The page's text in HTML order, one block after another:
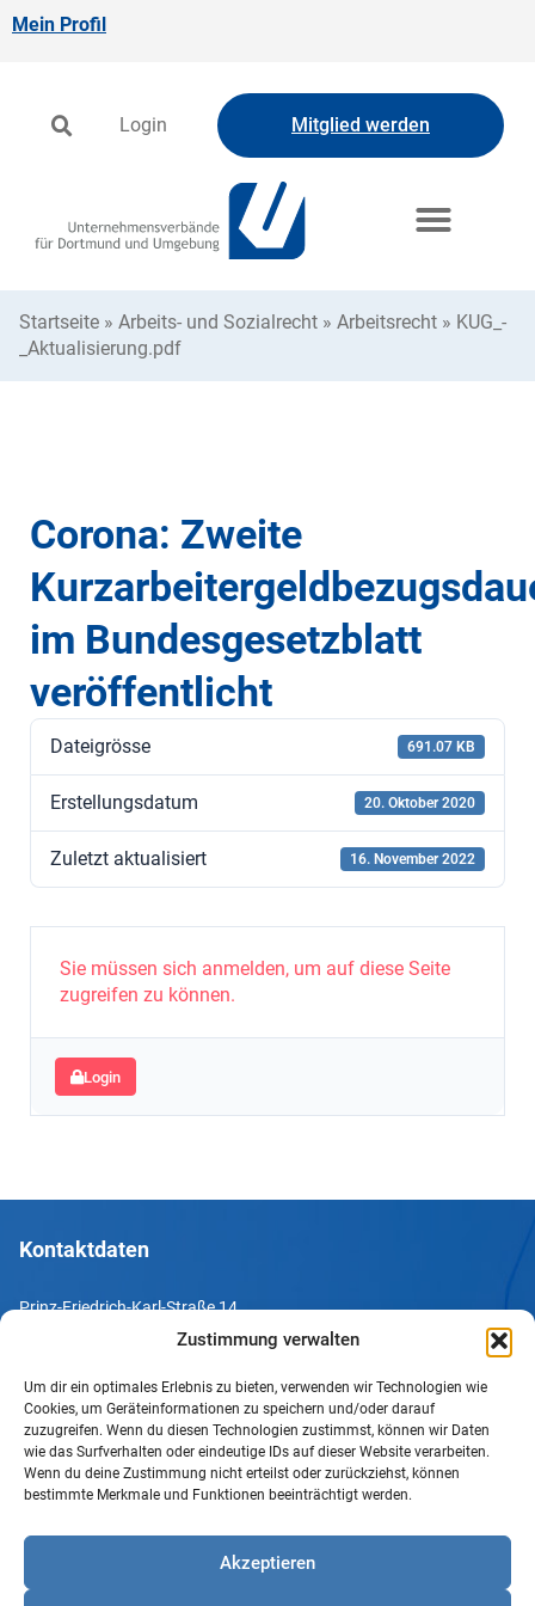
Zustimmung verwalten
Um dir ein optimales Erlebnis zu bieten, verwenden wir Technologien wie
Cookies, um Geräteinformationen zu speichern und/oder darauf
zuzugreifen. Wenn du diesen Technologien zustimmst, können wir Daten
wie das Surfverhalten oder eindeutige IDs auf dieser Website verarbeiten.
Wenn du deine Zustimmung nicht erteilst oder zurückziehst, können
bestimmte Merkmale und Funktionen beeinträchtigt werden.
Akzeptieren
Mein Profil
Login Mitglied werden
Startseite » Arbeits- und Sozialrecht » Arbeitsrecht » KUG_-
_Aktualisierung.pdf
Corona: Zweite
im Bundesgesetzblatt
veröffentlicht
Dateigrösse 691.07 KB
Erstellungsdatum 20. Oktober 2020
Zuletzt aktualisiert 16. November 2022
Sie müssen sich anmelden, um auf diese Seite
zugreifen zu können.
Login
Kontaktdaten
Prinz-Friedrich-Karl-Straße 14
Tel. +49 231 952052-10
Fax +49 231 952052-60
e-Mail info@uv-do.de
Internet www.uv-do.de
Impressum